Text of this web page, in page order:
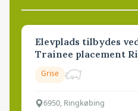
Elevplads tilbydes
Trainee placement
Grise
6950, Ringkøbing